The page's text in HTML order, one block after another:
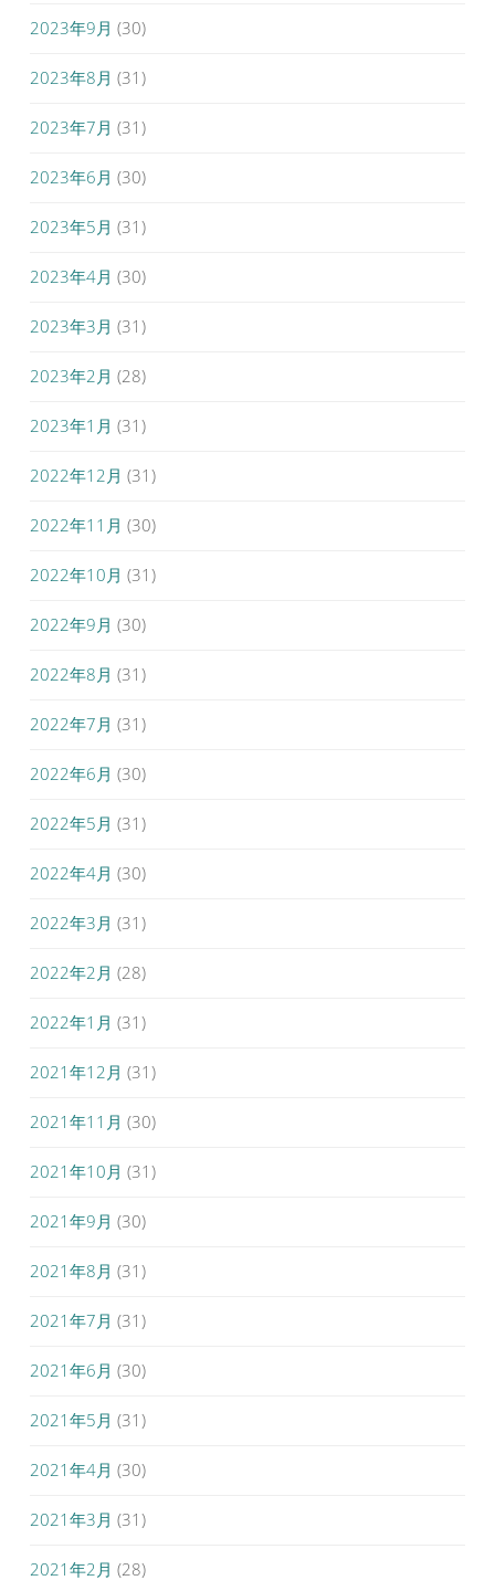
2023年9月 (30)
2023年8月 (31)
2023年7月 (31)
2023年6月 (30)
2023年5月 (31)
2023年4月 (30)
2023年3月 (31)
2023年2月 (28)
2023年1月 (31)
2022年12月 (31)
2022年11月 (30)
2022年10月 (31)
2022年9月 (30)
2022年8月 (31)
2022年7月 (31)
2022年6月 (30)
2022年5月 (31)
2022年4月 (30)
2022年3月 (31)
2022年2月 (28)
2022年1月 (31)
2021年12月 (31)
2021年11月 (30)
2021年10月 (31)
2021年9月 (30)
2021年8月 (31)
2021年7月 (31)
2021年6月 (30)
2021年5月 (31)
2021年4月 (30)
2021年3月 (31)
2021年2月 (28)